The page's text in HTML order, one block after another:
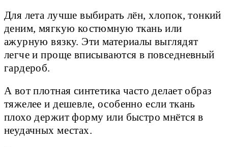
Для лета лучше выбирать лён, хлопок, тонкий
деним, мягкую костюмную ткань или
ажурную вязку. Эти материалы выглядят
легче и проще вписываются в повседневный
гардероб.
А вот плотная синтетика часто делает образ
тяжелее и дешевле, особенно если ткань
плохо держит форму или быстро мнётся в
неудачных местах.